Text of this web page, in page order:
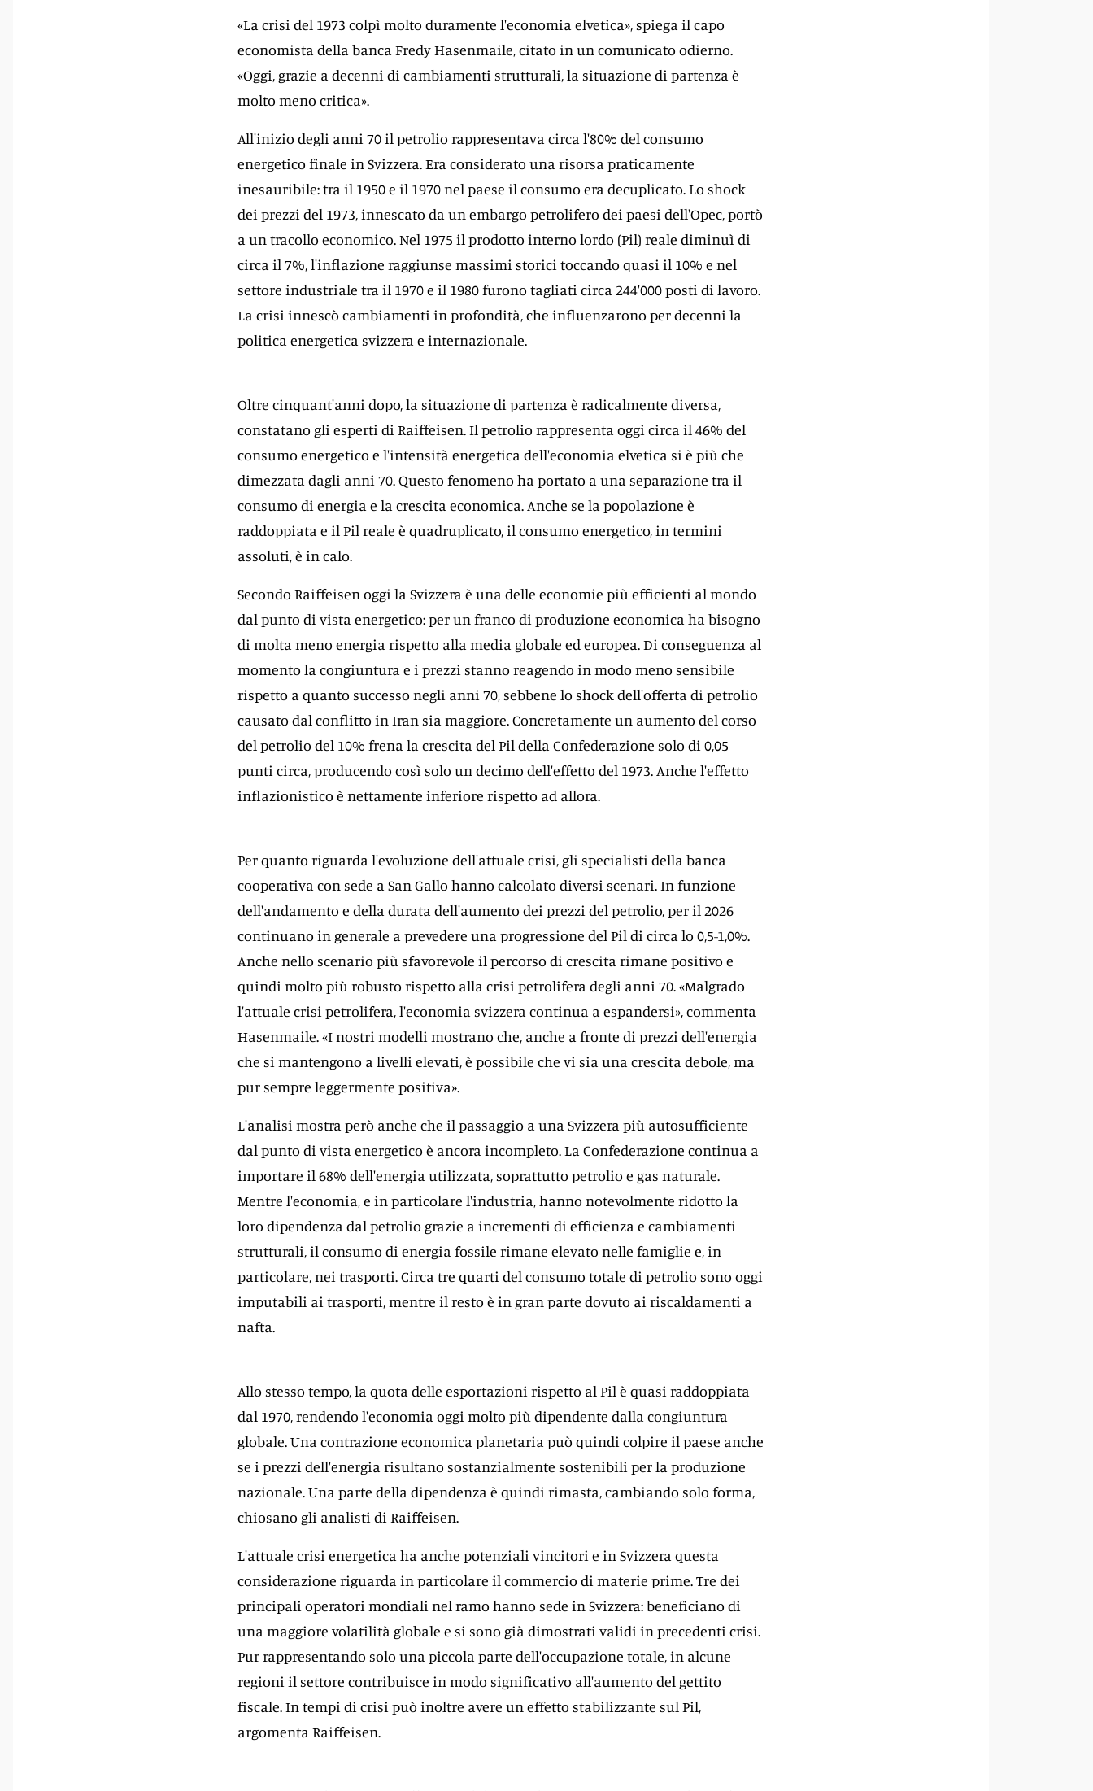
«La crisi del 1973 colpì molto duramente l'economia elvetica», spiega il capo
economista della banca Fredy Hasenmaile, citato in un comunicato odierno.
«Oggi, grazie a decenni di cambiamenti strutturali, la situazione di partenza è
molto meno critica».
All'inizio degli anni 70 il petrolio rappresentava circa l'80% del consumo
energetico finale in Svizzera. Era considerato una risorsa praticamente
inesauribile: tra il 1950 e il 1970 nel paese il consumo era decuplicato. Lo shock
dei prezzi del 1973, innescato da un embargo petrolifero dei paesi dell'Opec, portò
a un tracollo economico. Nel 1975 il prodotto interno lordo (Pil) reale diminuì di
circa il 7%, l'inflazione raggiunse massimi storici toccando quasi il 10% e nel
settore industriale tra il 1970 e il 1980 furono tagliati circa 244'000 posti di lavoro.
La crisi innescò cambiamenti in profondità, che influenzarono per decenni la
politica energetica svizzera e internazionale.
Oltre cinquant'anni dopo, la situazione di partenza è radicalmente diversa,
constatano gli esperti di Raiffeisen. Il petrolio rappresenta oggi circa il 46% del
consumo energetico e l'intensità energetica dell'economia elvetica si è più che
dimezzata dagli anni 70. Questo fenomeno ha portato a una separazione tra il
consumo di energia e la crescita economica. Anche se la popolazione è
raddoppiata e il Pil reale è quadruplicato, il consumo energetico, in termini
assoluti, è in calo.
Secondo Raiffeisen oggi la Svizzera è una delle economie più efficienti al mondo
dal punto di vista energetico: per un franco di produzione economica ha bisogno
di molta meno energia rispetto alla media globale ed europea. Di conseguenza al
momento la congiuntura e i prezzi stanno reagendo in modo meno sensibile
rispetto a quanto successo negli anni 70, sebbene lo shock dell'offerta di petrolio
causato dal conflitto in Iran sia maggiore. Concretamente un aumento del corso
del petrolio del 10% frena la crescita del Pil della Confederazione solo di 0,05
punti circa, producendo così solo un decimo dell'effetto del 1973. Anche l'effetto
inflazionistico è nettamente inferiore rispetto ad allora.
Per quanto riguarda l'evoluzione dell'attuale crisi, gli specialisti della banca
cooperativa con sede a San Gallo hanno calcolato diversi scenari. In funzione
dell'andamento e della durata dell'aumento dei prezzi del petrolio, per il 2026
continuano in generale a prevedere una progressione del Pil di circa lo 0,5-1,0%.
Anche nello scenario più sfavorevole il percorso di crescita rimane positivo e
quindi molto più robusto rispetto alla crisi petrolifera degli anni 70. «Malgrado
l'attuale crisi petrolifera, l'economia svizzera continua a espandersi», commenta
Hasenmaile. «I nostri modelli mostrano che, anche a fronte di prezzi dell'energia
che si mantengono a livelli elevati, è possibile che vi sia una crescita debole, ma
pur sempre leggermente positiva».
L'analisi mostra però anche che il passaggio a una Svizzera più autosufficiente
dal punto di vista energetico è ancora incompleto. La Confederazione continua a
importare il 68% dell'energia utilizzata, soprattutto petrolio e gas naturale.
Mentre l'economia, e in particolare l'industria, hanno notevolmente ridotto la
loro dipendenza dal petrolio grazie a incrementi di efficienza e cambiamenti
strutturali, il consumo di energia fossile rimane elevato nelle famiglie e, in
particolare, nei trasporti. Circa tre quarti del consumo totale di petrolio sono oggi
imputabili ai trasporti, mentre il resto è in gran parte dovuto ai riscaldamenti a
nafta.
Allo stesso tempo, la quota delle esportazioni rispetto al Pil è quasi raddoppiata
dal 1970, rendendo l'economia oggi molto più dipendente dalla congiuntura
globale. Una contrazione economica planetaria può quindi colpire il paese anche
se i prezzi dell'energia risultano sostanzialmente sostenibili per la produzione
nazionale. Una parte della dipendenza è quindi rimasta, cambiando solo forma,
chiosano gli analisti di Raiffeisen.
L'attuale crisi energetica ha anche potenziali vincitori e in Svizzera questa
considerazione riguarda in particolare il commercio di materie prime. Tre dei
principali operatori mondiali nel ramo hanno sede in Svizzera: beneficiano di
una maggiore volatilità globale e si sono già dimostrati validi in precedenti crisi.
Pur rappresentando solo una piccola parte dell'occupazione totale, in alcune
regioni il settore contribuisce in modo significativo all'aumento del gettito
fiscale. In tempi di crisi può inoltre avere un effetto stabilizzante sul Pil,
argomenta Raiffeisen.